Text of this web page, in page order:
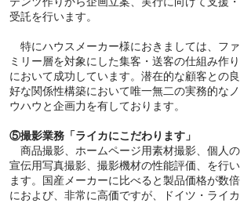
受託を行います。
特にハウスメーカー様におきましては、ファ
ミリー層を対象にした集客・送客の仕組み作り
において成功しています。潜在的な顧客との良
好な関係性構築において唯一無二の実務的なノ
ウハウと企画力を有しております。
⑤撮影業務「ライカにこだわります」
商品撮影、ホームページ用素材撮影、個人の
宣伝用写真撮影、撮影機材の性能評価、を行い
ます。国産メーカーに比べると製品価格が数倍
におよび、非常に高価ですが、ドイツ・ライカ